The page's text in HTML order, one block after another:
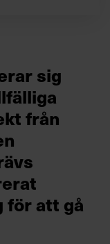
sig
från
för att gå